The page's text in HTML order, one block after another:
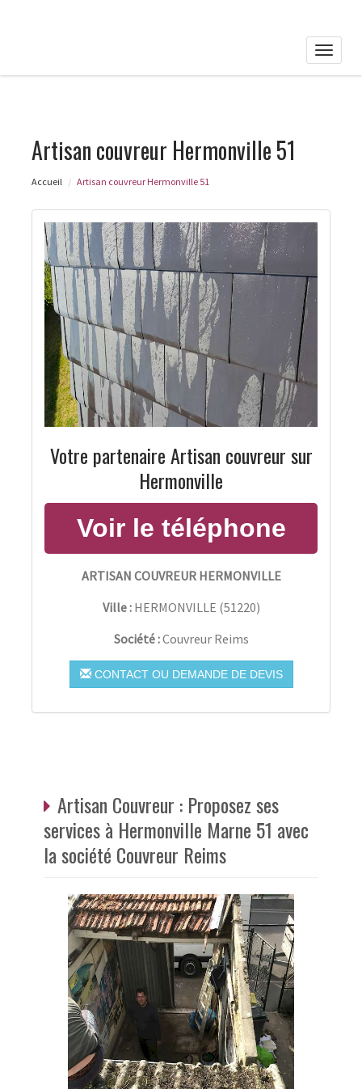
Toggle
Artisan couvreur Hermonville 51
Accueil Artisan couvreur Hermonville 51
Votre partenaire Artisan couvreur sur
Hermonville
ARTISAN COUVREUR HERMONVILLE
Ville : HERMONVILLE (51220)
Société :Couvreur Reims
CONTACT OU DEMANDE DE DEVIS
Artisan Couvreur : Proposez ses
services à Hermonville Marne 51 avec
la société Couvreur Reims